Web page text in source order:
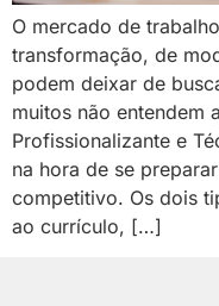
O mercado de
transformação, de
podem deixar de
muitos não entendem
Profissionalizante e
na hora de se
competitivo. Os dois
ao currículo, […]